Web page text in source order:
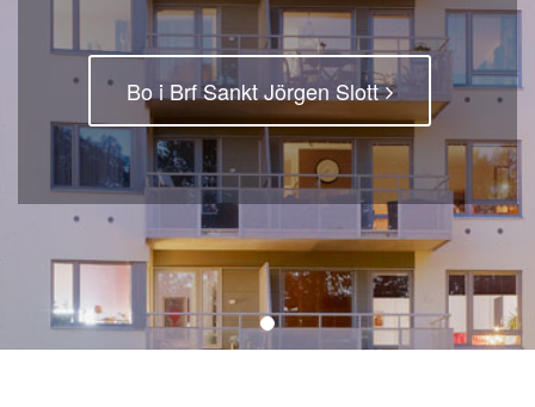
Bo i Brf Sankt Jörgen Slott